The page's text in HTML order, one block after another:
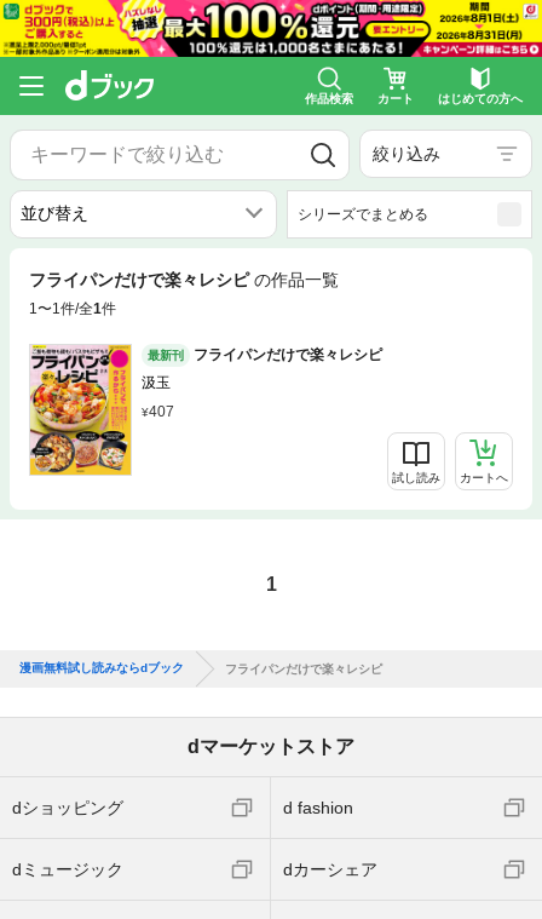
作品検索 カート はじめての方へ
絞り込み
シリーズでまとめる
フライパンだけで楽々レシピ の作品一覧
1〜1件/全1件
最新刊
フライパンだけで楽々レシピ
汲玉
407
試し読み カートへ
1
漫画無料試し読みならdブック フライパンだけで楽々レシピ
dマーケットストア
dショッピング d fashion
dミュージック dカーシェア